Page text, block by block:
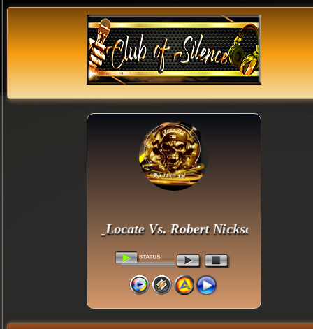
Re_Locate Vs. Robert Nickson & Cate